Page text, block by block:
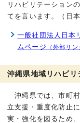
リハビリテーション
てを言います。（日
一般社団法人日本
ムページ
（外部リン
沖縄県地域リハビ
沖縄県では、市町
立支援・重度化防止
実・強化を図るため